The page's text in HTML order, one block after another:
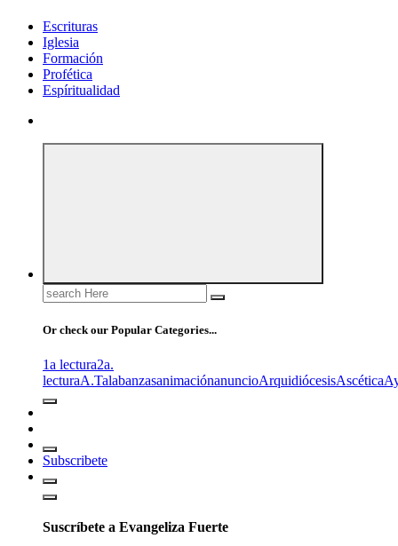
Escrituras
Iglesia
Formación
Profética
Espíritualidad
Search
for:
Or check our Popular Categories...
1a lectura2a.
lecturaA.TalabanzasanimaciónanuncioArquidiócesisAscética
Subscribete
Suscríbete a Evangeliza Fuerte